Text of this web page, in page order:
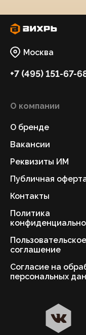
Москва
+7 (495) 151-67-
О компании
О бренде
Вакансии
Реквизиты ИМ
Публичная
Контакты
Политика
Пользовательское
соглашение
Согласие на
персональных